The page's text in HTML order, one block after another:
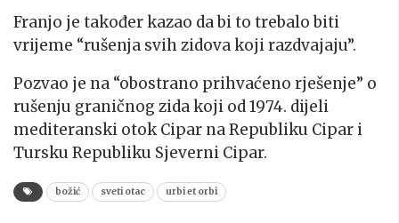
Franjo je također kazao da bi to trebalo biti
vrijeme “rušenja svih zidova koji razdvajaju”.
Pozvao je na “obostrano prihvaćeno rješenje” o
rušenju graničnog zida koji od 1974. dijeli
mediteranski otok Cipar na Republiku Cipar i
Tursku Republiku Sjeverni Cipar.
božić sveti otac urbi et orbi